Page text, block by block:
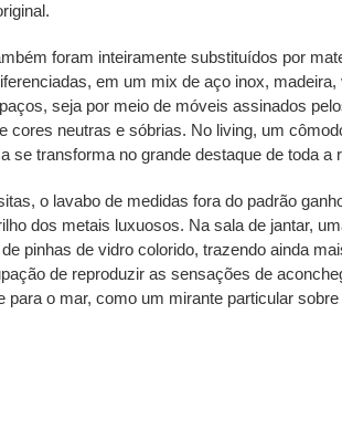
foram inteiramente substituídos por
em um mix de aço inox,
seja por meio de móveis assinados
cores neutras e sóbrias. No living, um
se transforma no grande destaque de toda a
o lavabo de medidas fora do padrão
dos metais luxuosos. Na sala de jantar,
pinhas de vidro colorido, trazendo ainda
de reproduzir as sensações de
para o mar, como um mirante particular